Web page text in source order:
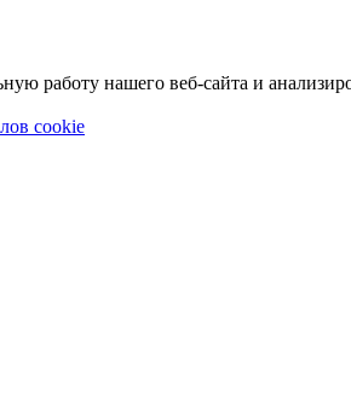
работу нашего веб-сайта и
cookie